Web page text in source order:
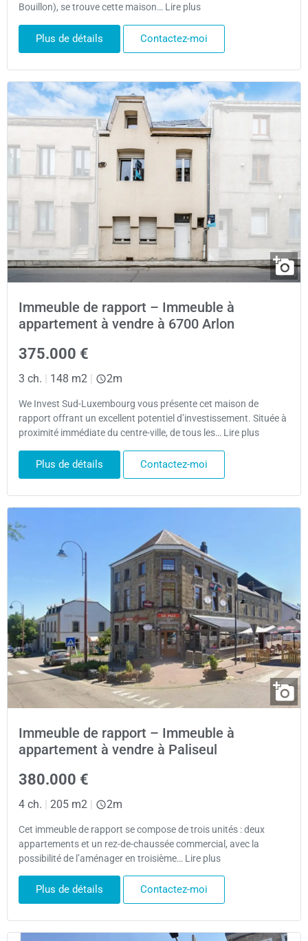
Bouillon), se trouve cette maison… Lire plus
Plus de détails Contactez-moi
Immeuble de rapport – Immeuble à
appartement à vendre à 6700 Arlon
375.000 €
3 ch. | 148 m2 | 2m
We Invest Sud-Luxembourg vous présente cet maison de
rapport offrant un excellent potentiel d’investissement. Située à
proximité immédiate du centre-ville, de tous les… Lire plus
Plus de détails Contactez-moi
Immeuble de rapport – Immeuble à
appartement à vendre à Paliseul
380.000 €
4 ch. | 205 m2 | 2m
Cet immeuble de rapport se compose de trois unités : deux
appartements et un rez-de-chaussée commercial, avec la
possibilité de l’aménager en troisième… Lire plus
Plus de détails Contactez-moi